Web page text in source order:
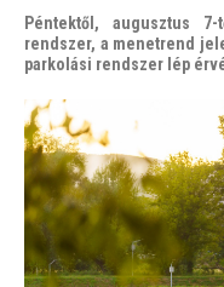
Péntektől, augusztus
rendszer, a menetrend
parkolási rendszer lép